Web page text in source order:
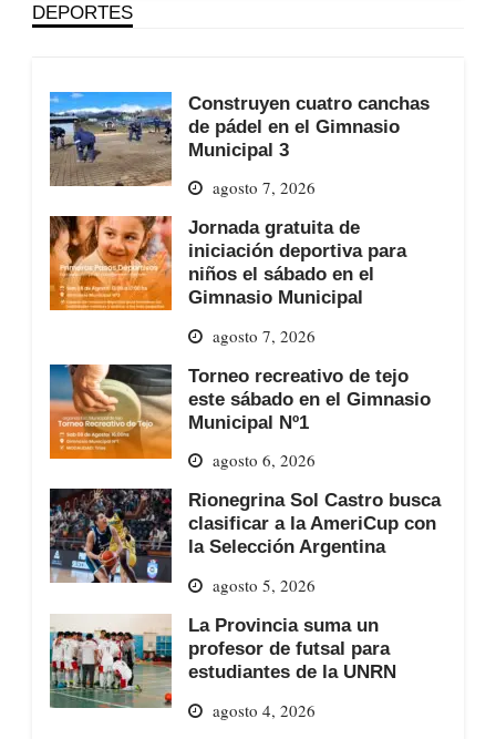
DEPORTES
Construyen cuatro canchas
de pádel en el Gimnasio
Municipal 3
agosto 7, 2026
Jornada gratuita de
iniciación deportiva para
niños el sábado en el
Gimnasio Municipal
agosto 7, 2026
Torneo recreativo de tejo
este sábado en el Gimnasio
Municipal Nº1
agosto 6, 2026
Rionegrina Sol Castro busca
clasificar a la AmeriCup con
la Selección Argentina
agosto 5, 2026
La Provincia suma un
profesor de futsal para
estudiantes de la UNRN
agosto 4, 2026